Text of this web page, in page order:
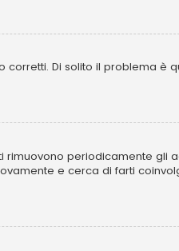
Di solito il problema è
periodicamente gli
e cerca di farti